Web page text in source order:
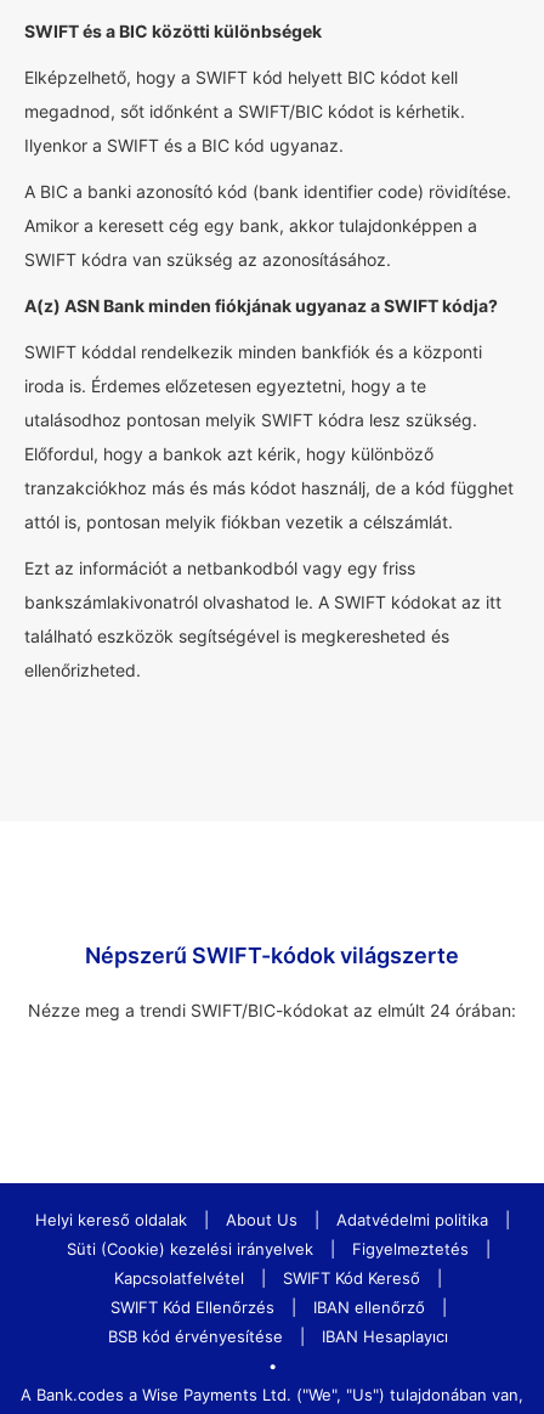
SWIFT és a BIC közötti különbségek
Elképzelhető, hogy a SWIFT kód helyett BIC kódot kell
megadnod, sőt időnként a SWIFT/BIC kódot is kérhetik.
Ilyenkor a SWIFT és a BIC kód ugyanaz.
A BIC a banki azonosító kód (bank identifier code) rövidítése.
Amikor a keresett cég egy bank, akkor tulajdonképpen a
SWIFT kódra van szükség az azonosításához.
A(z) ASN Bank minden fiókjának ugyanaz a SWIFT kódja?
SWIFT kóddal rendelkezik minden bankfiók és a központi
iroda is. Érdemes előzetesen egyeztetni, hogy a te
utalásodhoz pontosan melyik SWIFT kódra lesz szükség.
Előfordul, hogy a bankok azt kérik, hogy különböző
tranzakciókhoz más és más kódot használj, de a kód függhet
attól is, pontosan melyik fiókban vezetik a célszámlát.
Ezt az információt a netbankodból vagy egy friss
bankszámlakivonatról olvashatod le. A SWIFT kódokat az itt
található eszközök segítségével is megkeresheted és
ellenőrizheted.
Népszerű SWIFT-kódok világszerte
Nézze meg a trendi SWIFT/BIC-kódokat az elmúlt 24 órában:
Helyi kereső oldalak About Us Adatvédelmi politika
Süti (Cookie) kezelési irányelvek
Figyelmeztetés
Kapcsolatfelvétel
SWIFT Kód Kereső
SWIFT Kód Ellenőrzés
IBAN ellenőrző
BSB kód érvényesítése
IBAN Hesaplayıcı
•
A Bank.codes a Wise Payments Ltd. ("We", "Us") tulajdonában van,